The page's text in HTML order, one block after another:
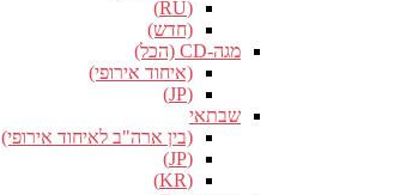
(RU)
(חדש)
מגה-CD (הכל)
(איחוד אירופי)
(JP)
שבתאי
(בין ארה"ב לאיחוד אירופי)
(JP)
(KR)